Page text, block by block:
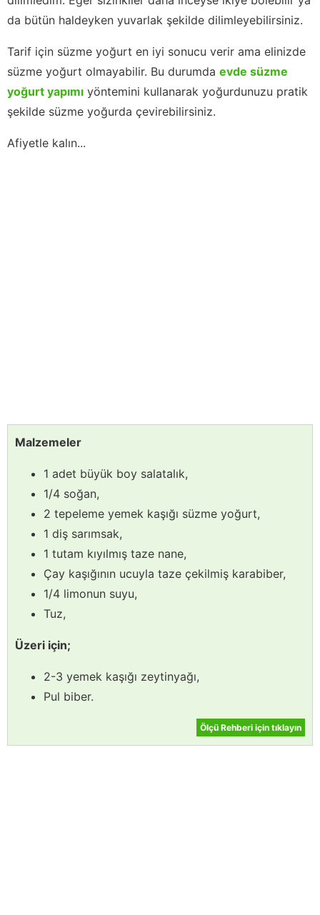
da bütün haldeyken yuvarlak şekilde dilimleyebilirsiniz.
Tarif için süzme yoğurt en iyi sonucu verir ama elinizde
süzme yoğurt olmayabilir. Bu durumda evde süzme
yoğurt yapımı yöntemini kullanarak yoğurdunuzu pratik
şekilde süzme yoğurda çevirebilirsiniz.
Afiyetle kalın...
Malzemeler
1 adet büyük boy salatalık,
1/4 soğan,
2 tepeleme yemek kaşığı süzme yoğurt,
1 diş sarımsak,
1 tutam kıyılmış taze nane,
Çay kaşığının ucuyla taze çekilmiş karabiber,
1/4 limonun suyu,
Tuz,
Üzeri için;
2-3 yemek kaşığı zeytinyağı,
Pul biber.
Ölçü Rehberi için tıklayın